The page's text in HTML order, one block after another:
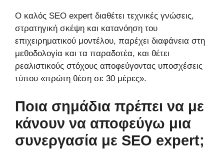
Ο καλός SEO expert διαθέτει τεχνικές γνώσεις,
στρατηγική σκέψη και κατανόηση του
επιχειρηματικού μοντέλου, παρέχει διαφάνεια στη
μεθοδολογία και τα παραδοτέα, και θέτει
ρεαλιστικούς στόχους αποφεύγοντας υποσχέσεις
τύπου «πρώτη θέση σε 30 μέρες».
Ποια σημάδια πρέπει να με
κάνουν να αποφεύγω μια
συνεργασία με SEO expert;